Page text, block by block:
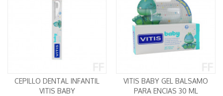
CEPILLO DENTAL INFANTIL
VITIS BABY
VITIS BABY GEL BALSAMO
PARA ENCIAS 30 ML